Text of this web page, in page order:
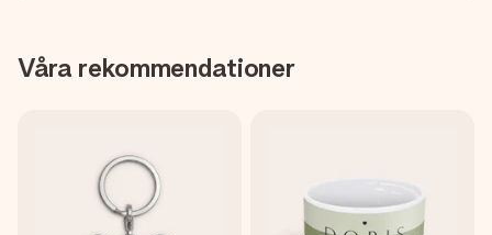
Våra rekommendationer